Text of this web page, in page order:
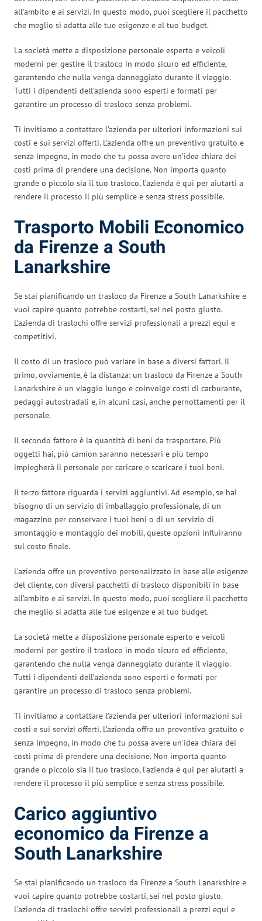
all’ambito e ai servizi. In questo modo, puoi scegliere il pacchetto
che meglio si adatta alle tue esigenze e al tuo budget.
La società mette a disposizione personale esperto e veicoli
moderni per gestire il trasloco in modo sicuro ed efficiente,
garantendo che nulla venga danneggiato durante il viaggio.
Tutti i dipendenti dell’azienda sono esperti e formati per
garantire un processo di trasloco senza problemi.
Ti invitiamo a contattare l’azienda per ulteriori informazioni sui
costi e sui servizi offerti. L’azienda offre un preventivo gratuito e
senza impegno, in modo che tu possa avere un’idea chiara dei
costi prima di prendere una decisione. Non importa quanto
grande o piccolo sia il tuo trasloco, l’azienda è qui per aiutarti a
rendere il processo il più semplice e senza stress possibile.
Trasporto Mobili Economico
da Firenze a South
Lanarkshire
Se stai pianificando un trasloco da Firenze a South Lanarkshire e
vuoi capire quanto potrebbe costarti, sei nel posto giusto.
L’azienda di traslochi offre servizi professionali a prezzi equi e
competitivi.
Il costo di un trasloco può variare in base a diversi fattori. Il
primo, ovviamente, è la distanza: un trasloco da Firenze a South
Lanarkshire è un viaggio lungo e coinvolge costi di carburante,
pedaggi autostradali e, in alcuni casi, anche pernottamenti per il
personale.
Il secondo fattore è la quantità di beni da trasportare. Più
oggetti hai, più camion saranno necessari e più tempo
impiegherà il personale per caricare e scaricare i tuoi beni.
Il terzo fattore riguarda i servizi aggiuntivi. Ad esempio, se hai
bisogno di un servizio di imballaggio professionale, di un
magazzino per conservare i tuoi beni o di un servizio di
smontaggio e montaggio dei mobili, queste opzioni influiranno
sul costo finale.
L’azienda offre un preventivo personalizzato in base alle esigenze
del cliente, con diversi pacchetti di trasloco disponibili in base
all’ambito e ai servizi. In questo modo, puoi scegliere il pacchetto
che meglio si adatta alle tue esigenze e al tuo budget.
La società mette a disposizione personale esperto e veicoli
moderni per gestire il trasloco in modo sicuro ed efficiente,
garantendo che nulla venga danneggiato durante il viaggio.
Tutti i dipendenti dell’azienda sono esperti e formati per
garantire un processo di trasloco senza problemi.
Ti invitiamo a contattare l’azienda per ulteriori informazioni sui
costi e sui servizi offerti. L’azienda offre un preventivo gratuito e
senza impegno, in modo che tu possa avere un’idea chiara dei
costi prima di prendere una decisione. Non importa quanto
grande o piccolo sia il tuo trasloco, l’azienda è qui per aiutarti a
rendere il processo il più semplice e senza stress possibile.
Carico aggiuntivo
economico da Firenze a
South Lanarkshire
Se stai pianificando un trasloco da Firenze a South Lanarkshire e
vuoi capire quanto potrebbe costarti, sei nel posto giusto.
L’azienda di traslochi offre servizi professionali a prezzi equi e